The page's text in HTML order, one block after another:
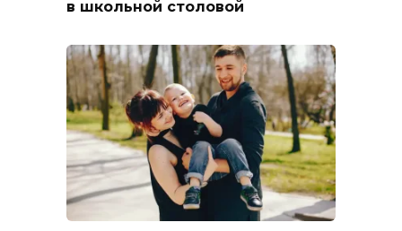
в школьной столовой